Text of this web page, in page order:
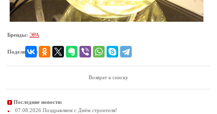
Бренды: ЭРА
Поделиться:
Возврат к списку
Последние новости:
07.08.2026 Поздравляем с Днём строителя!